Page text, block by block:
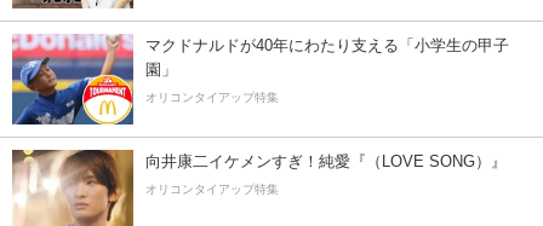
マクドナルドが40年にわたり支える「小学生の甲子
園」
オリコンタイアップ特集
向井康二イケメンすぎ！純愛『（LOVE SONG）』
オリコンタイアップ特集